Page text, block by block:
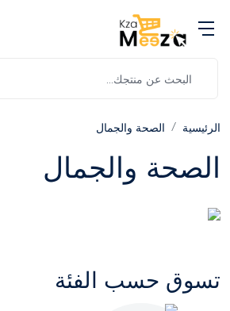
الرئيسية الصحة والجمال
الصحة والجمال
تسوق حسب الفئة